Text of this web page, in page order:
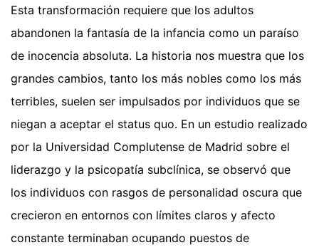
Esta transformación requiere que los adultos
abandonen la fantasía de la infancia como un paraíso
de inocencia absoluta. La historia nos muestra que los
grandes cambios, tanto los más nobles como los más
terribles, suelen ser impulsados por individuos que se
niegan a aceptar el status quo. En un estudio realizado
por la Universidad Complutense de Madrid sobre el
liderazgo y la psicopatía subclínica, se observó que
los individuos con rasgos de personalidad oscura que
crecieron en entornos con límites claros y afecto
constante terminaban ocupando puestos de